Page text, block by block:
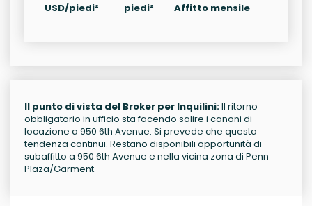
USD/piedi² piedi² Affitto mensile
Il punto di vista del Broker per Inquilini:Il ritorno
obbligatorio in ufficio sta facendo salire i canoni di
locazione a 950 6th Avenue. Si prevede che questa
tendenza continui. Restano disponibili opportunità di
subaffitto a 950 6th Avenue e nella vicina zona di Penn
Plaza/Garment.